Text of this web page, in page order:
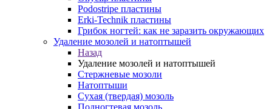
Podostripe плаcтины
Erki-Technik пластины
Грибок ногтей: как не заразить окружающих
Удаление мозолей и натоптышей
Назад
Удаление мозолей и натоптышей
Стержневые мозоли
Натоптыши
Сухая (твердая) мозоль
Подногтевая мозоль